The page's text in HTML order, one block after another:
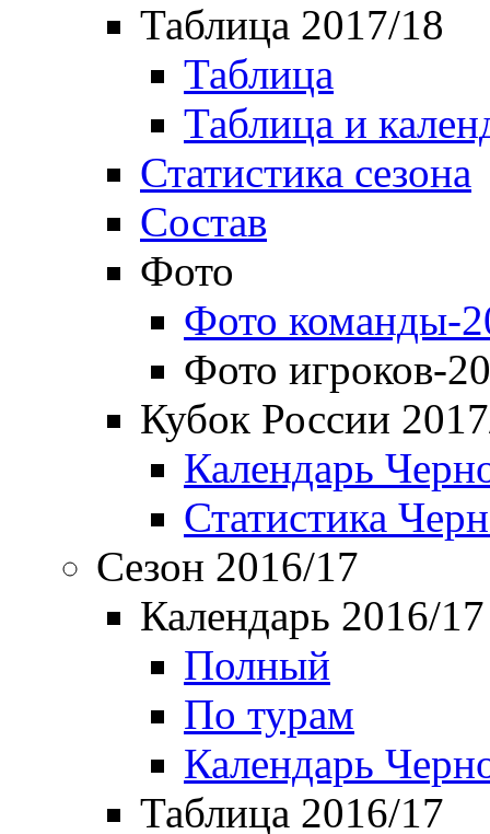
Таблица 2017/18
Таблица
Таблица и
Статистика сезона
Состав
Фото
Фото команды-
Фото игроков-
Кубок России
Календарь
Статистика
Сезон 2016/17
Календарь 2016/17
Полный
По турам
Календарь
Таблица 2016/17